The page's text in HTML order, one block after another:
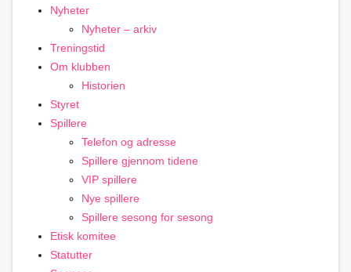
Nyheter
Nyheter – arkiv
Treningstid
Om klubben
Historien
Styret
Spillere
Telefon og adresse
Spillere gjennom tidene
VIP spillere
Nye spillere
Spillere sesong for sesong
Etisk komitee
Statutter